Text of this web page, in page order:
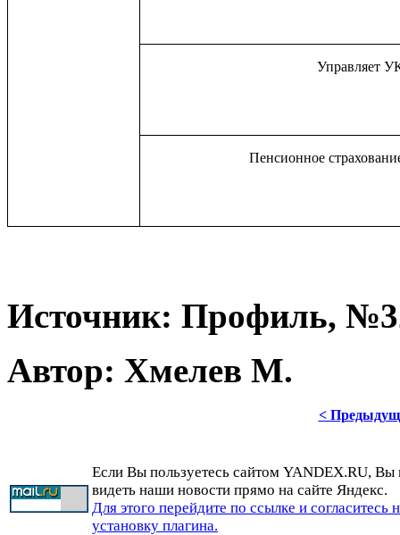
Управляет
Пенсионное
Источник: Профиль,
Автор: Хмелев М.
<
Если Вы пользуетесь сайтом YANDEX.RU, Вы
видеть наши новости прямо на сайте Яндекс.
Для этого перейдите по ссылке и согласитесь
установку плагина.